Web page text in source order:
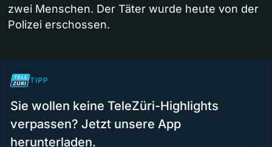
zwei Menschen. Der Täter wurde heute von der
Polizei erschossen.
TIPP
Sie wollen keine TeleZüri-Highlights
verpassen? Jetzt unsere App
herunterladen.